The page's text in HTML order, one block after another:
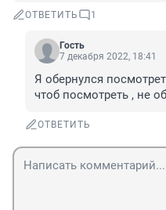
ОТВЕТИТЬ 1
Гость
7 декабря 2022, 18:41
Я обернулся
чтоб посмотреть , не
ОТВЕТИТЬ